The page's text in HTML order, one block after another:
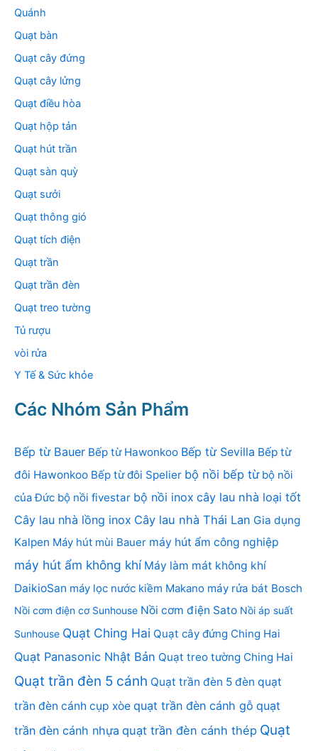
Quánh
Quạt bàn
Quạt cây đứng
Quạt cây lửng
Quạt điều hòa
Quạt hộp tản
Quạt hút trần
Quạt sàn quỳ
Quạt sưởi
Quạt thông gió
Quạt tích điện
Quạt trần
Quạt trần đèn
Quạt treo tường
Tủ rượu
vòi rửa
Y Tế & Sức khỏe
Các Nhóm Sản Phẩm
Bếp từ Bauer Bếp từ Hawonkoo Bếp từ Sevilla Bếp từ
đôi Hawonkoo Bếp từ đôi Spelier bộ nồi bếp từ bộ nồi
của Đức bộ nồi fivestar bộ nồi inox cây lau nhà loại tốt
Cây lau nhà lồng inox Cây lau nhà Thái Lan Gia dụng
Kalpen Máy hút mùi Bauer máy hút ẩm công nghiệp
máy hút ẩm không khí Máy làm mát không khí
DaikioSan máy lọc nước kiềm Makano máy rửa bát Bosch
Nồi cơm điện cơ Sunhouse Nồi cơm điện Sato Nồi áp suất
Sunhouse Quạt Ching Hai Quạt cây đứng Ching Hai
Quạt Panasonic Nhật Bản Quạt treo tường Ching Hai
Quạt trần đèn 5 cánh Quạt trần đèn 5 đèn quạt
trần đèn cánh cụp xòe quạt trần đèn cánh gỗ quạt
trần đèn cánh nhựa quạt trần đèn cánh thép Quạt